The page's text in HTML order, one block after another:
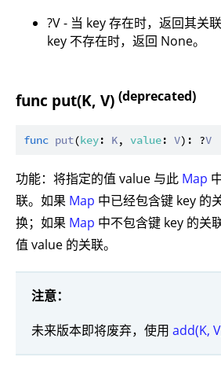
?V - 当 key 存在时，返回其关
key 不存在时，返回 None。
func put(K, V) (deprecated)
func put(key: K, value: V): ?V
功能：将指定的值 value 与此 Map
联。如果 Map 中已经包含键 key 的
换；如果 Map 中不包含键 key 的关
值 value 的关联。
注意：
未来版本即将废弃，使用 add(K,